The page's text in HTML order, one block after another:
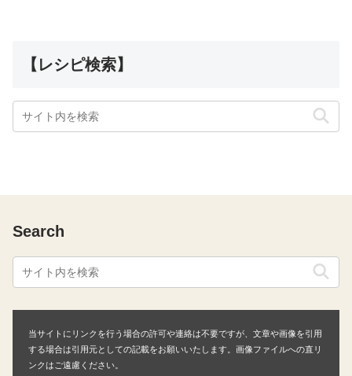
【レシピ検索】
Search
当サイトにリンクを行う場合の許可や連絡は不要ですが、文章や画像を引用
する場合は引用元としての記載をお願いいたします。画像ファイルへの直リ
ンクはご遠慮ください。